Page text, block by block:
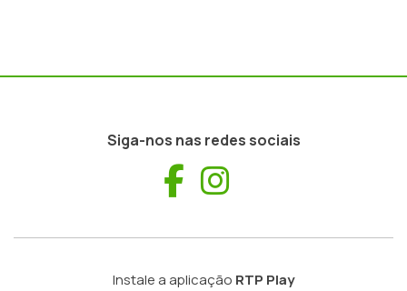
Siga-nos nas redes sociais
Facebook
Instale a aplicação RTP Play